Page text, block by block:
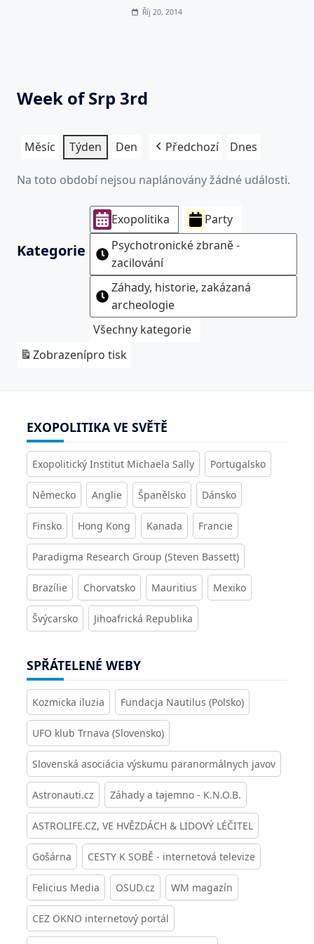
Říj 20, 2014
Week of Srp 3rd
Měsíc Týden Den Předchozí Dnes
Na toto období nejsou naplánovány žádné události.
Kategorie
Exopolitika
Party
Psychotronické zbraně -
zacilování
Záhady, historie, zakázaná
archeologie
Všechny kategorie
Zobrazenípro tisk
EXOPOLITIKA VE SVĚTĚ
Exopolitický Institut Michaela Sally Portugalsko
Německo Anglie Španělsko Dánsko
Finsko Hong Kong Kanada Francie
Paradigma Research Group (Steven Bassett)
Brazílie Chorvatsko Mauritius Mexiko
Švýcarsko Jihoafrická Republika
SPŘÁTELENÉ WEBY
Kozmicka iluzia Fundacja Nautilus (Polsko)
UFO klub Trnava (Slovensko)
Slovenská asociácia výskumu paranormálnych javov
Astronauti.cz Záhady a tajemno - K.N.O.B.
ASTROLIFE.CZ, VE HVĚZDÁCH & LIDOVÝ LÉČITEL
Gošárna CESTY K SOBĚ - internetová televize
Felicius Media OSUD.cz WM magazín
CEZ OKNO internetový portál